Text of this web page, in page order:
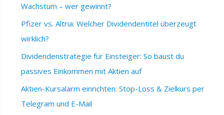
Wachstum – wer gewinnt?
Pfizer vs. Altria: Welcher Dividendentitel überzeugt
wirklich?
Dividendenstrategie für Einsteiger: So baust du
passives Einkommen mit Aktien auf
Aktien-Kursalarm einrichten: Stop-Loss & Zielkurs per
Telegram und E-Mail